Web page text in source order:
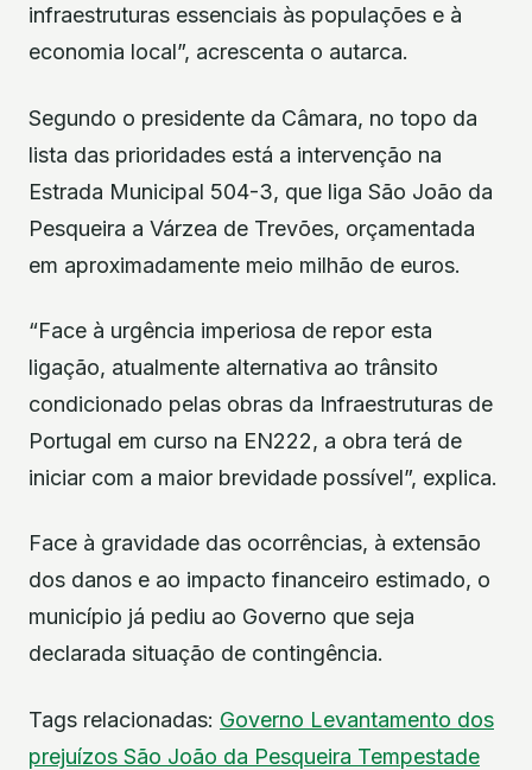
infraestruturas essenciais às populações e à
economia local”, acrescenta o autarca.
Segundo o presidente da Câmara, no topo da
lista das prioridades está a intervenção na
Estrada Municipal 504-3, que liga São João da
Pesqueira a Várzea de Trevões, orçamentada
em aproximadamente meio milhão de euros.
“Face à urgência imperiosa de repor esta
ligação, atualmente alternativa ao trânsito
condicionado pelas obras da Infraestruturas de
Portugal em curso na EN222, a obra terá de
iniciar com a maior brevidade possível”, explica.
Face à gravidade das ocorrências, à extensão
dos danos e ao impacto financeiro estimado, o
município já pediu ao Governo que seja
declarada situação de contingência.
Tags relacionadas: Governo Levantamento dos
prejuízos São João da Pesqueira Tempestade